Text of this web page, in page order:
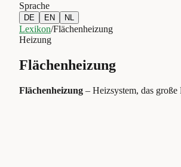
Sprache
DE EN NL
Lexikon/Flächenheizung
Heizung
Flächenheizung
Flächenheizung – Heizsystem, das